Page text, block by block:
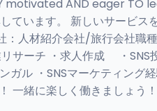
motivated AND eager TO
います。 新しいサービス
人材紹介会社/旅行会社職
サーチ ・求人作成 ・
ル ・SNSマーケティング
一緒に楽しく働きましょう